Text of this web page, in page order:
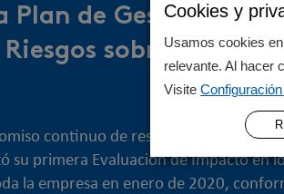
Plan de Gestión y
sobre
continuo de respetar los derechos
su primera Evaluación de Impacto en
la empresa en enero de 2020,
Cookies y
Usamos cookies
relevante. Al hacer
Visite